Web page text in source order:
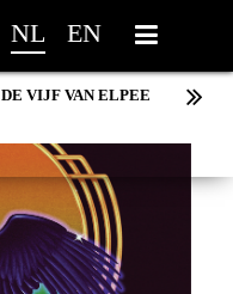
NL EN
DE VIJF VAN ELPEE